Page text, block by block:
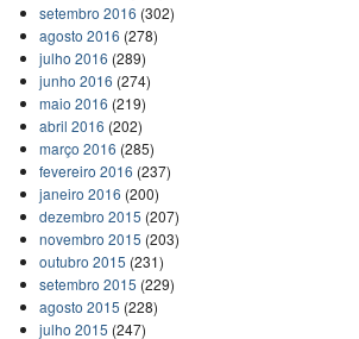
setembro 2016 (302)
agosto 2016 (278)
julho 2016 (289)
junho 2016 (274)
maio 2016 (219)
abril 2016 (202)
março 2016 (285)
fevereiro 2016 (237)
janeiro 2016 (200)
dezembro 2015 (207)
novembro 2015 (203)
outubro 2015 (231)
setembro 2015 (229)
agosto 2015 (228)
julho 2015 (247)